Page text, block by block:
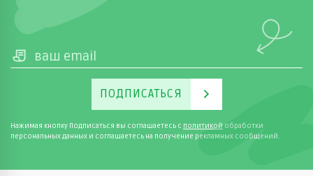
ПОДПИСАТЬСЯ
Нажимая кнопку Подписаться вы соглашаетесь с политикой обработки
персональных данных и соглашаетесь на получение рекламных сообщений.